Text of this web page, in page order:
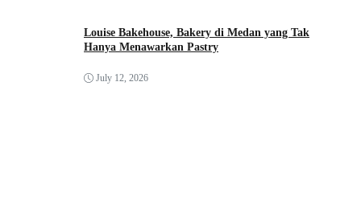
Louise Bakehouse, Bakery di Medan yang Tak
Hanya Menawarkan Pastry
July 12, 2026